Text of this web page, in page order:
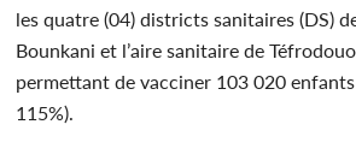
les quatre (04) districts sanitaires (DS)
Bounkani et l’aire sanitaire de
permettant de vacciner 103 020
115%).